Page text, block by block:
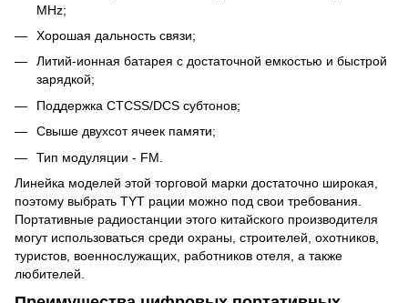
MHz;
Хорошая дальность связи;
Литий-ионная батарея с достаточной емкостью и быстрой
зарядкой;
Поддержка CTCSS/DCS субтонов;
Свыше двухсот ячеек памяти;
Тип модуляции - FM.
Линейка моделей этой торговой марки достаточно широкая,
поэтому выбрать TYT рации можно под свои требования.
Портативные радиостанции этого китайского производителя
могут использоваться среди охраны, строителей, охотников,
туристов, военнослужащих, работников отеля, а также
любителей.